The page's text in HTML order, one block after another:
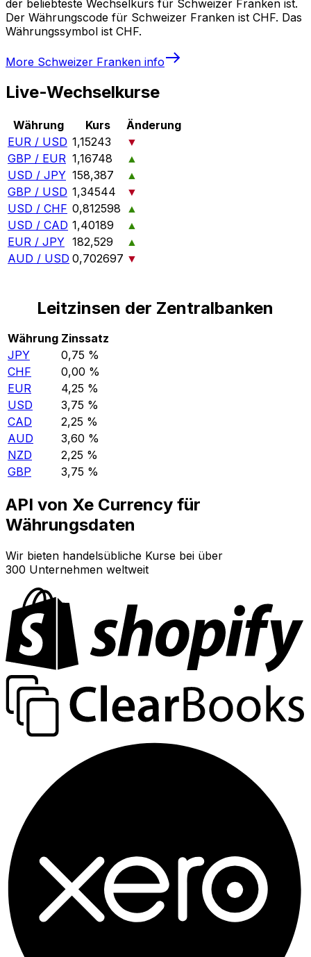
der beliebteste Wechselkurs für Schweizer Franken ist.
Der Währungscode für Schweizer Franken ist CHF. Das
Währungssymbol ist CHF.
More Schweizer Franken info
Live-Wechselkurse
Währung Kurs
Änderung
EUR / USD 1,15243
▼
GBP / EUR 1,16748
▲
USD / JPY 158,387
▲
GBP / USD 1,34544
▼
USD / CHF 0,812598 ▲
USD / CAD 1,40189
▲
EUR / JPY 182,529
▲
AUD / USD 0,702697 ▼
Leitzinsen der Zentralbanken
Währung Zinssatz
JPY
0,75 %
CHF
0,00 %
EUR
4,25 %
USD
3,75 %
CAD
2,25 %
AUD
3,60 %
NZD
2,25 %
GBP
3,75 %
API von Xe Currency für
Währungsdaten
Wir bieten handelsübliche Kurse bei über
300 Unternehmen weltweit